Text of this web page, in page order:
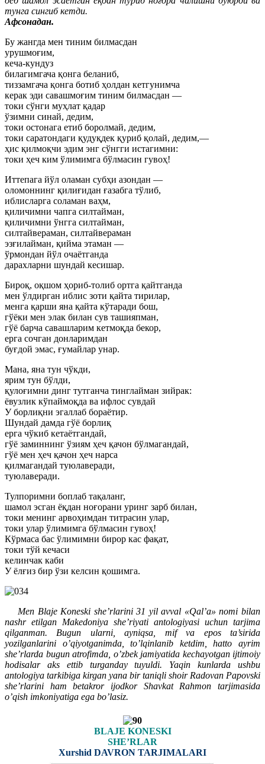
тунга сингиб кетди.
Афсонадан.
Бу жангда мен тиним билмасдан
урушмоғим,
кеча-кундуз
билагимгача қонга беланиб,
тиззамгача қонга ботиб ҳолдан кетгунимча
керак эди савашмоғим тиним билмасдан —
токи сўнги муҳлат қадар
ўзимни синай, дедим,
токи остонага етиб боролмай, дедим,
токи саратондаги қудуқдек қуриб қолай, дедим,—
ҳис қилмоқчи эдим энг сўнгги истагимни:
токи ҳеч ким ўлимимга бўлмасин гувоҳ!
Иттепага йўл оламан субҳи азондан —
оломоннинг қилиғидан ғазабга тўлиб,
иблисларга соламан ваҳм,
қиличимни чапга силтайман,
қиличимни ўнгга силтайман,
силтайвераман, силтайвераман
эзғилайман, қийма этаман —
ўрмондан йўл очаётганда
дарахларни шундай кесишар.
Бироқ, оқшом ҳориб-толиб ортга қайтганда
мен ўлдирган иблис зоти қайта тирилар,
менга қарши яна қайта кўтаради бош,
гўёки мен элак билан сув ташияпман,
гўё барча савашларим кетмоқда бекор,
ерга сочган донларимдан
буғдой эмас, ғумайлар унар.
Мана, яна тун чўкди,
ярим тун бўлди,
қулоғимни динг тутганча тинглайман зийрак:
ёвузлик кўпаймоқда ва ифлос сувдай
У борлиқни эгаллаб бораётир.
Шундай дамда гўё борлиқ
ерга чўкиб кетаётгандай,
гўё заминнинг ўзиям ҳеч қачон бўлмагандай,
гўё мен ҳеч қачон ҳеч нарса
қилмагандай туюлаверади,
туюлаверади.
Тулпоримни боплаб тақаланг,
шамол эсган ёқдан ноғорани уринг зарб билан,
токи менинг арвоҳимдан титрасин улар,
токи улар ўлимимга бўлмасин гувоҳ!
Кўрмаса бас ўлимимни бирор кас фақат,
токи тўй кечаси
келинчак каби
У ёлғиз бир ўзи келсин қошимга.
Men Blaje Koneski she’rlarini 31 yil avval «Qal’a» nomi bilan
nashr etilgan Makedoniya she’riyati antologiyasi uchun tarjima
qilganman. Bugun ularni, ayniqsa, mif va epos ta’sirida
yozilganlarini o’qiyotganimda, to’lqinlanib ketdim, hatto ayrim
she’rlarda bugun atrofimda, o’zbek jamiyatida kechayotgan ijtimoiy
hodisalar aks ettib turganday tuyuldi. Yaqin kunlarda ushbu
antologiya tarkibiga kirgan yana bir taniqli shoir Radovan Papovski
she’rlarini ham betakror ijodkor Shavkat Rahmon tarjimasida
o’qish imkoniyatiga ega bo’lasiz.
BLAJE KONESKI
SHE’RLAR
Xurshid DAVRON TARJIMALARI